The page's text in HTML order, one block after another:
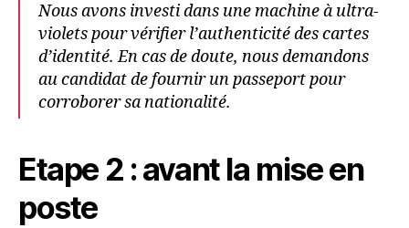
Nous avons investi dans une machine à ultra-
violets pour vérifier l’authenticité des cartes
d’identité. En cas de doute, nous demandons
au candidat de fournir un passeport pour
corroborer sa nationalité.
Etape 2 : avant la mise en
poste